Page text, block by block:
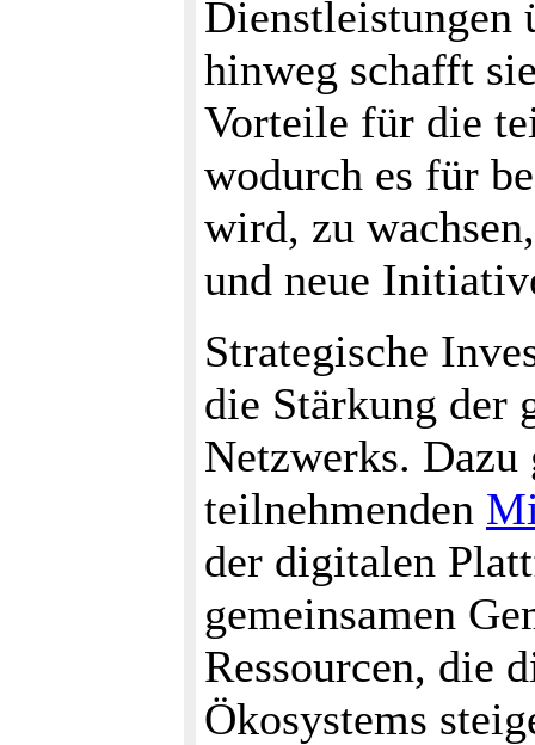
Dienstleistungen
hinweg schafft
Vorteile für die
wodurch es für
wird, zu
und neue
Strategische
die Stärkung der
Netzwerks. Dazu
teilnehmenden
der digitalen
gemeinsamen
Ressourcen, die
Ökosystems